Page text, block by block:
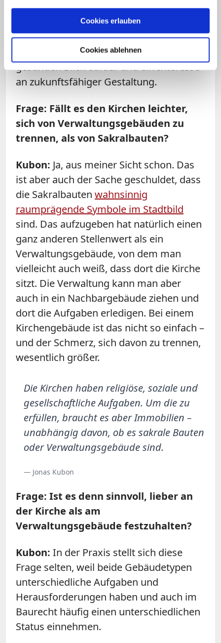
Cookies erlauben
Cookies ablehnen
oder Verwaltungsgebäude sind. Man
kann diesen Bereich also nicht beliebig
besparen. Die Kirchenvertreter, mit
denen wir sprechen, haben aber einen
gesunden Blick darauf und ein Interesse
an zukunftsfähiger Gestaltung.
Frage: Fällt es den Kirchen leichter,
sich von Verwaltungsgebäuden zu
trennen, als von Sakralbauten?
Kubon: Ja, aus meiner Sicht schon. Das
ist aber auch der Sache geschuldet, dass
die Sakralbauten wahnsinnig
raumprägende Symbole im Stadtbild
sind. Das aufzugeben hat natürlich einen
ganz anderen Stellenwert als ein
Verwaltungsgebäude, von dem man
vielleicht auch weiß, dass dort die Kirche
sitzt. Die Verwaltung kann man aber
auch in ein Nachbargebäude ziehen und
dort die Aufgaben erledigen. Bei einem
Kirchengebäude ist das nicht so einfach –
und der Schmerz, sich davon zu trennen,
wesentlich größer.
Die Kirchen haben religiöse, soziale und
gesellschaftliche Aufgaben. Um die zu
erfüllen, braucht es aber Immobilien –
unabhängig davon, ob es sakrale Bauten
oder Verwaltungsgebäude sind.
— Jonas Kubon
Frage: Ist es denn sinnvoll, lieber an
der Kirche als am
Verwaltungsgebäude festzuhalten?
Kubon: In der Praxis stellt sich diese
Frage selten, weil beide Gebäudetypen
unterschiedliche Aufgaben und
Herausforderungen haben und auch im
Baurecht häufig einen unterschiedlichen
Status einnehmen.